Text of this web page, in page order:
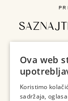
Ova web
Koristimo
sadržaja,